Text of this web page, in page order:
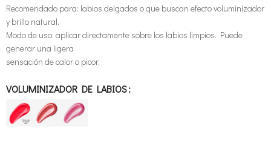
Recomendado para: labios delgados o que buscan efecto voluminizador
y brillo natural.
Modo de uso: aplicar directamente sobre los labios limpios. Puede
generar una ligera
sensación de calor o picor.
VOLUMINIZADOR DE LABIOS